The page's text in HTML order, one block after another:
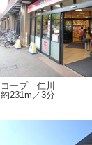
コープ 仁川
約231m／3分